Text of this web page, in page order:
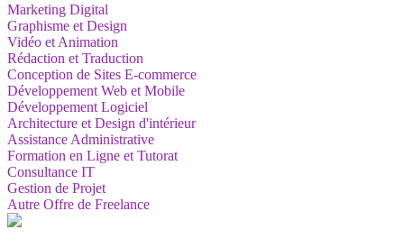
Marketing Digital
Graphisme et Design
Vidéo et Animation
Rédaction et Traduction
Conception de Sites E-commerce
Développement Web et Mobile
Développement Logiciel
Architecture et Design d'intérieur
Assistance Administrative
Formation en Ligne et Tutorat
Consultance IT
Gestion de Projet
Autre Offre de Freelance